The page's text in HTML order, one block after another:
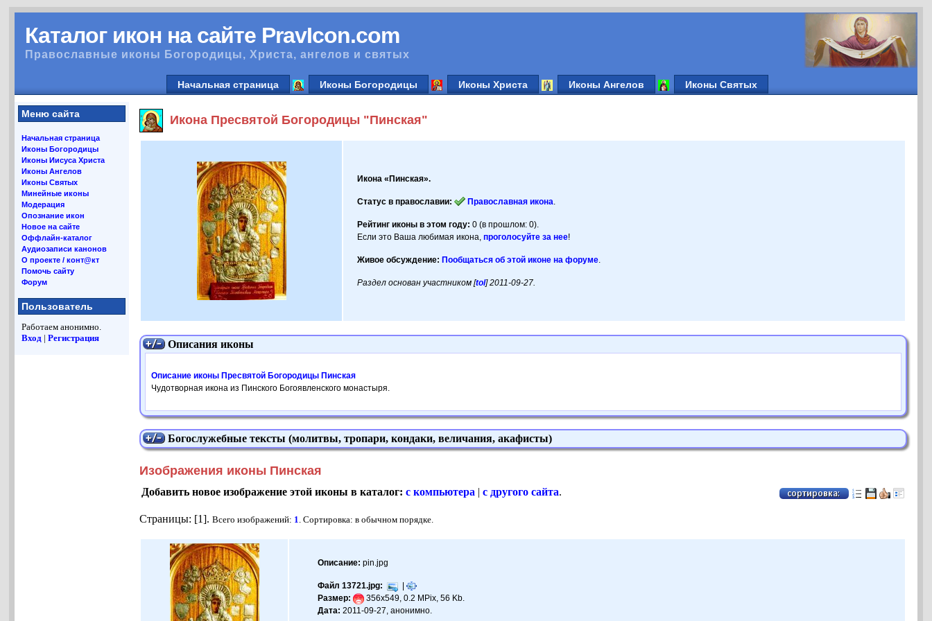
Каталог икон на сайте PravIcon.com
Православные иконы Богородицы, Христа, ангелов и святых
Начальная страница Иконы Богородицы Иконы Христа Иконы Ангелов Иконы Святых
Меню сайта
Начальная страница
Иконы Богородицы
Иконы Иисуса Христа
Иконы Ангелов
Иконы Святых
Минейные иконы
Модерация
Опознание икон
Новое на сайте
Оффлайн-каталог
Аудиозаписи канонов
О проекте / конт@кт
Помочь сайту
Форум
Пользователь
Работаем анонимно.
Вход |Регистрация
Икона Пресвятой Богородицы "Пинская"
Икона «Пинская».
Статус в православии: Православная икона.
Рейтинг иконы в этом году: 0 (в прошлом: 0).
Если это Ваша любимая икона,проголосуйте за нее!
Живое обсуждение: Пообщаться об этой иконе на форуме.
Раздел основан участником [tol] 2011-09-27.
Описания иконы
Описание иконы Пресвятой Богородицы Пинская
Чудотворная икона из Пинского Богоявленского монастыря.
Богослужебные тексты (молитвы, тропари, кондаки, величания, акафисты)
Изображения иконы Пинская
Добавить новое изображение этой иконы в каталог:с компьютера |с другого сайта.
Страницы: [1].Всего изображений: 1. Сортировка: в обычном порядке.
Описание: pin.jpg
Файл 13721.jpg:
|
Размер:
356x549, 0.2 MPix, 56 Kb.
Дата: 2011-09-27, анонимно.